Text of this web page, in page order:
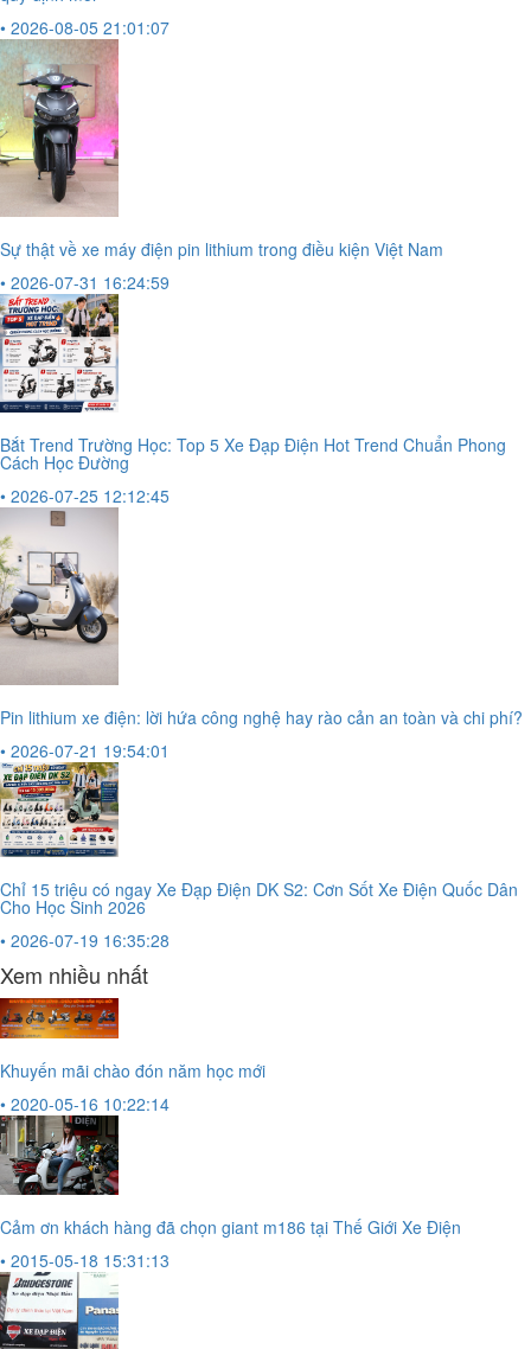
• 2026-08-05 21:01:07
Sự thật về xe máy điện pin lithium trong điều kiện Việt Nam
• 2026-07-31 16:24:59
Bắt Trend Trường Học: Top 5 Xe Đạp Điện Hot Trend Chuẩn Phong
Cách Học Đường
• 2026-07-25 12:12:45
Pin lithium xe điện: lời hứa công nghệ hay rào cản an toàn và chi phí?
• 2026-07-21 19:54:01
Chỉ 15 triệu có ngay Xe Đạp Điện DK S2: Cơn Sốt Xe Điện Quốc Dân
Cho Học Sinh 2026
• 2026-07-19 16:35:28
Xem nhiều nhất
Khuyến mãi chào đón năm học mới
• 2020-05-16 10:22:14
Cảm ơn khách hàng đã chọn giant m186 tại Thế Giới Xe Điện
• 2015-05-18 15:31:13